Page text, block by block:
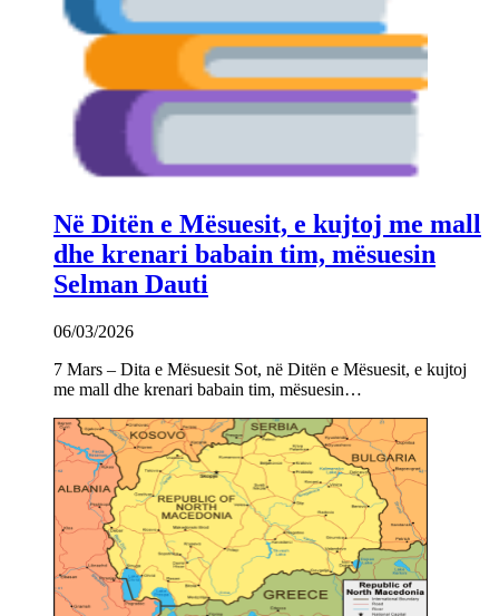
Në Ditën e Mësuesit, e kujtoj me mall
dhe krenari babain tim, mësuesin
Selman Dauti
06/03/2026
7 Mars – Dita e Mësuesit Sot, në Ditën e Mësuesit, e kujtoj
me mall dhe krenari babain tim, mësuesin…